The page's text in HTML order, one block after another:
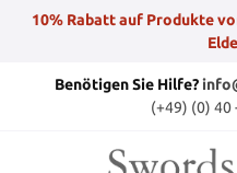
10% Rabatt auf Produkte
Benötigen Sie Hilfe?
(+49) (0) 40